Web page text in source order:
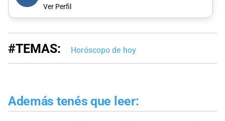
Ver Perfil
#TEMAS: Horóscopo de hoy
Además tenés que leer: